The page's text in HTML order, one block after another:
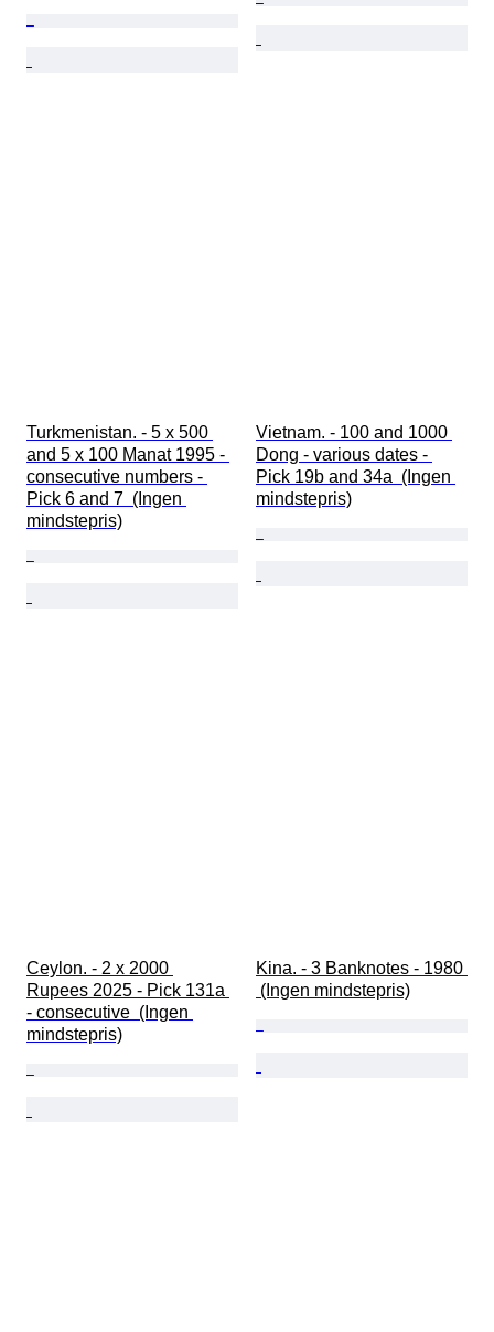
Turkmenistan. - 5 x 500
and 5 x 100 Manat 1995 -
consecutive numbers -
Pick 6 and 7  (Ingen
mindstepris)
Vietnam. - 100 and 1000
Dong - various dates -
Pick 19b and 34a  (Ingen
mindstepris)
Ceylon. - 2 x 2000
Rupees 2025 - Pick 131a
- consecutive  (Ingen
mindstepris)
Kina. - 3 Banknotes - 1980
(Ingen mindstepris)